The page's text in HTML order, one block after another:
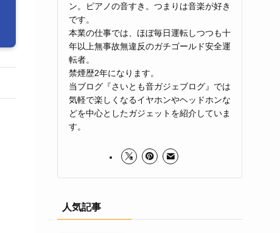
ン。ピアノの音すき。つまりは音楽が好き
です。
本業の仕事では、ほぼ毎日運転しつつも十
年以上無事故無違反のガチゴールド安全運
転者。
禁煙歴2年になります。
当ブログ『さいとも音ガジェブログ』では
気軽で楽しくなるイヤホンやヘッドホンな
どを中心としたガジェットを紹介していま
す。
人気記事